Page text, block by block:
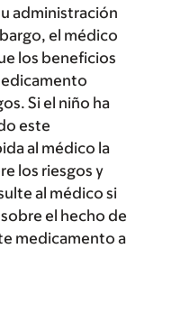
administración
el médico
los beneficios
Si el niño ha
este
al médico la
los riesgos y
al médico si
el hecho de
medicamento a